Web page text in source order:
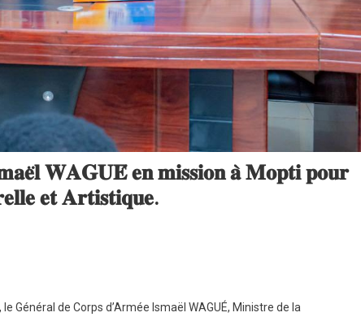
𝐖𝐀𝐆𝐔𝐄́ 𝐞𝐧 𝐦𝐢𝐬𝐬𝐢𝐨𝐧 𝐚̀ 𝐌𝐨𝐩𝐭𝐢 𝐩𝐨𝐮𝐫
𝐞𝐭 𝐀𝐫𝐭𝐢𝐬𝐭𝐢𝐪𝐮𝐞.
Général de Corps d’Armée Ismaël WAGUÉ, Ministre de la